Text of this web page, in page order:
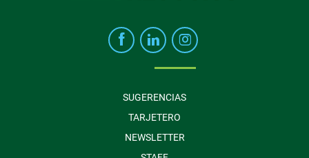
SUGERENCIAS
TARJETERO
NEWSLETTER